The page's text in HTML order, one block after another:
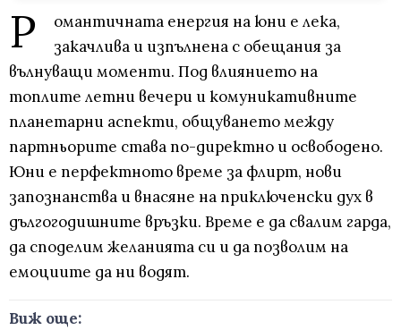
Р
омантичната енергия на юни е лека,
закачлива и изпълнена с обещания за
вълнуващи моменти. Под влиянието на
топлите летни вечери и комуникативните
планетарни аспекти, общуването между
партньорите става по-директно и освободено.
Юни е перфектното време за флирт, нови
запознанства и внасяне на приключенски дух в
дългогодишните връзки. Време е да свалим гарда,
да споделим желанията си и да позволим на
емоциите да ни водят.
Виж още: